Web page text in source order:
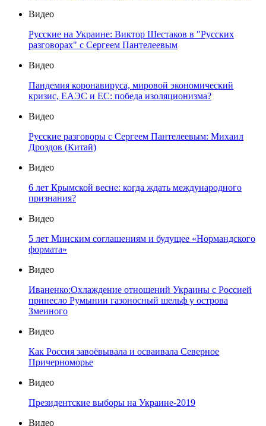
Видео
Русские на Украине: Виктор Шестаков в "Русских
разговорах" с Сергеем Пантелеевым
Видео
Пандемия коронавируса, мировой экономический
кризис, ЕАЭС и ЕС: победа изоляционизма?
Видео
Русские разговоры с Сергеем Пантелеевым: Михаил
Дроздов (Китай)
Видео
6 лет Крымской весне: когда ждать международного
признания?
Видео
5 лет Минским соглашениям и будущее «Нормандского
формата»
Видео
Иваненко:Охлаждение отношений Украины с Россией
принесло Румынии газоносный шельф у острова
Змеиного
Видео
Как Россия завоёвывала и осваивала Северное
Причерноморье
Видео
Президентские выборы на Украине-2019
Видео